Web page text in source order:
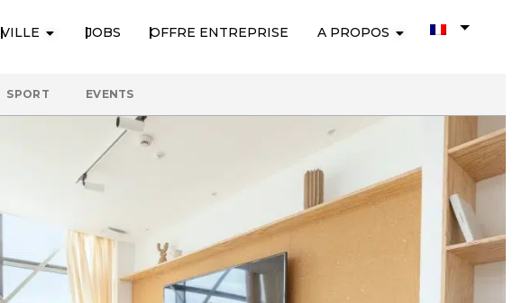
VILLE JOBS OFFRE ENTREPRISE A PROPOS
SPORT EVENTS